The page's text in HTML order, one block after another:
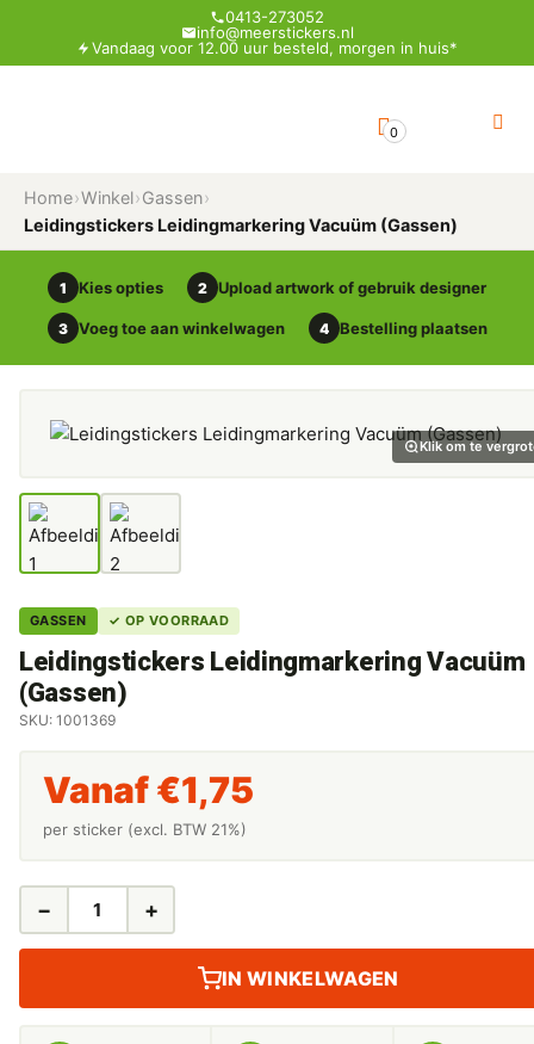
0413-273052
info@meerstickers.nl
Vandaag voor 12.00 uur besteld, morgen in huis*
0
Home›Winkel›Gassen›
Leidingstickers Leidingmarkering Vacuüm (Gassen)
1 Kies opties 2 Upload artwork of gebruik designer
3 Voeg toe aan winkelwagen 4 Bestelling plaatsen
Klik om te
GASSEN ✓ OP VOORRAAD
Leidingstickers Leidingmarkering Vacuüm
(Gassen)
SKU: 1001369
Vanaf €1,75
per sticker (excl. BTW 21%)
LEIDINGSTICKERS
− +
IN WINKELWAGEN